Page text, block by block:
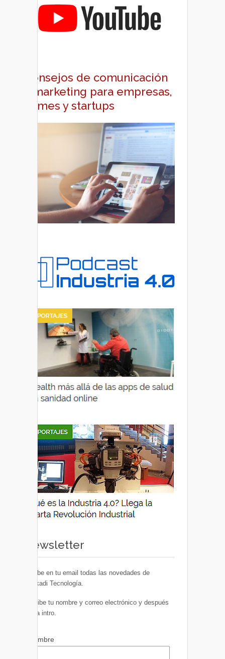
Consejos de comunicación
y marketing para empresas,
pymes y startups
Newsletter
Recibe en tu email todas las novedades de
Euskadi Tecnología.
Escribe tu nombre y correo electrónico y después
pulsa intro.
Nombre